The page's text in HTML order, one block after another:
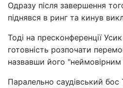
Одразу після завершення
піднявся в ринг та кинув
Тоді на пресконференції
готовність розпочати
назвавши його
Паралельно саудівський